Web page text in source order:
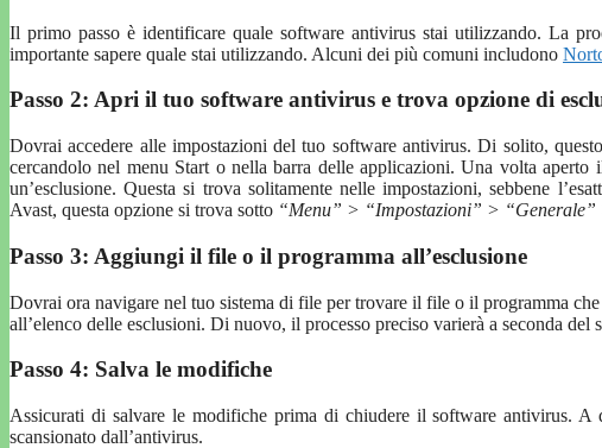
Il primo passo è identificare quale software antivirus stai utilizzando. La
importante sapere quale stai utilizzando. Alcuni dei più comuni includono
Passo 2: Apri il tuo software antivirus e trova opzione di
Dovrai accedere alle impostazioni del tuo software antivirus. Di solito,
cercandolo nel menu Start o nella barra delle applicazioni. Una volta aperto
un’esclusione. Questa si trova solitamente nelle impostazioni, sebbene
Avast, questa opzione si trova sotto “Menu” > “Impostazioni” > “Generale”
Passo 3: Aggiungi il file o il programma all’esclusione
Dovrai ora navigare nel tuo sistema di file per trovare il file o il programma
all’elenco delle esclusioni. Di nuovo, il processo preciso varierà a seconda del
Passo 4: Salva le modifiche
Assicurati di salvare le modifiche prima di chiudere il software antivirus.
scansionato dall’antivirus.